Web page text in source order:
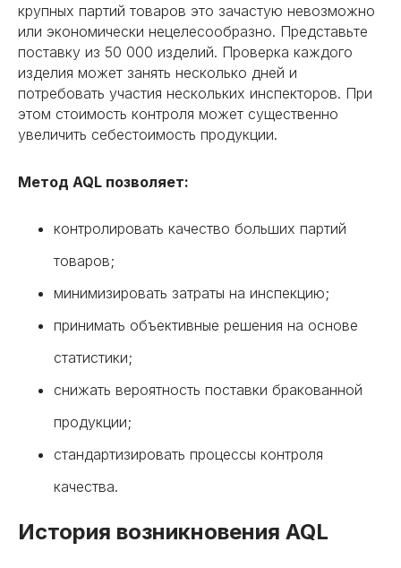
крупных партий товаров это зачастую невозможно
или экономически нецелесообразно. Представьте
поставку из 50 000 изделий. Проверка каждого
изделия может занять несколько дней и
потребовать участия нескольких инспекторов. При
этом стоимость контроля может существенно
увеличить себестоимость продукции.
Метод AQL позволяет:
контролировать качество больших партий
товаров;
минимизировать затраты на инспекцию;
принимать объективные решения на основе
статистики;
снижать вероятность поставки бракованной
продукции;
стандартизировать процессы контроля
качества.
История возникновения AQL